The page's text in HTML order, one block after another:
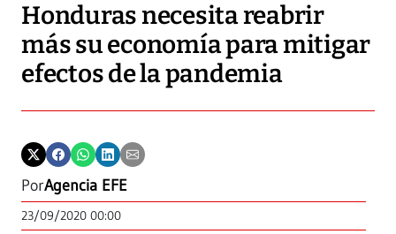
Honduras necesita reabrir
más su economía para mitigar
efectos de la pandemia
PorAgencia EFE
23/09/2020 00:00